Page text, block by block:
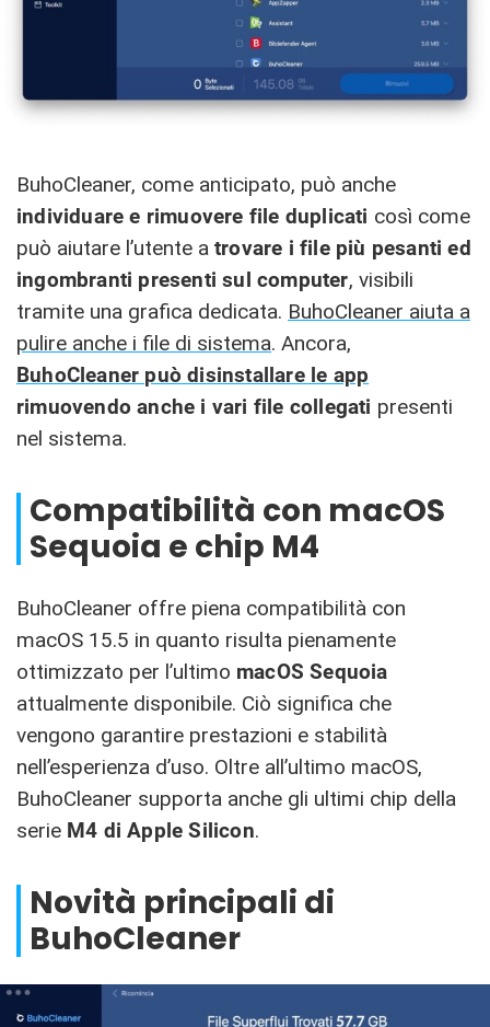
BuhoCleaner, come anticipato, può anche
individuare e rimuovere file duplicati così come
può aiutare l’utente a trovare i file più pesanti ed
ingombranti presenti sul computer, visibili
tramite una grafica dedicata. BuhoCleaner aiuta a
pulire anche i file di sistema. Ancora,
BuhoCleaner può disinstallare le app
rimuovendo anche i vari file collegati presenti
nel sistema.
Compatibilità con macOS
Sequoia e chip M4
BuhoCleaner offre piena compatibilità con
macOS 15.5 in quanto risulta pienamente
ottimizzato per l’ultimo macOS Sequoia
attualmente disponibile. Ciò significa che
vengono garantire prestazioni e stabilità
nell’esperienza d’uso. Oltre all’ultimo macOS,
BuhoCleaner supporta anche gli ultimi chip della
serie M4 di Apple Silicon.
Novità principali di
BuhoCleaner